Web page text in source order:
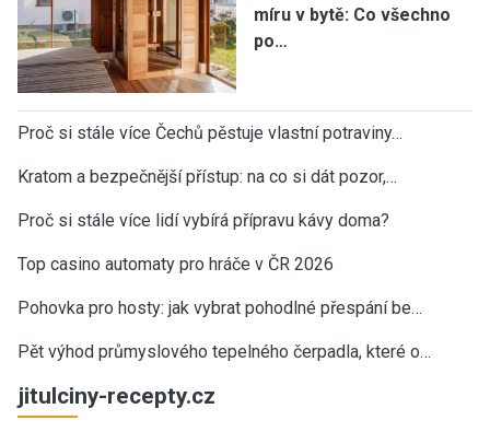
míru v bytě: Co všechno
po…
Proč si stále více Čechů pěstuje vlastní potraviny…
Kratom a bezpečnější přístup: na co si dát pozor,…
Proč si stále více lidí vybírá přípravu kávy doma?
Top casino automaty pro hráče v ČR 2026
Pohovka pro hosty: jak vybrat pohodlné přespání be…
Pět výhod průmyslového tepelného čerpadla, které o…
jitulciny-recepty.cz